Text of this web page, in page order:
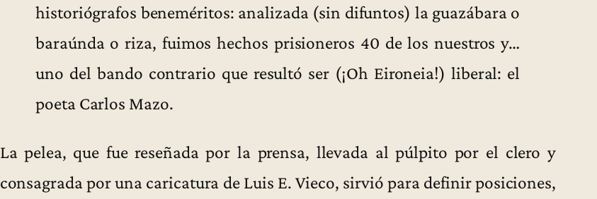
historiógrafos beneméritos: analizada (sin difuntos) la guazábara o
baraúnda o riza, fuimos hechos prisioneros 40 de los nuestros y…
uno del bando contrario que resultó ser (¡Oh Eironeia!) liberal: el
poeta Carlos Mazo.
La pelea, que fue reseñada por la prensa, llevada al púlpito por el clero y
consagrada por una caricatura de Luis E. Vieco, sirvió para definir posiciones,